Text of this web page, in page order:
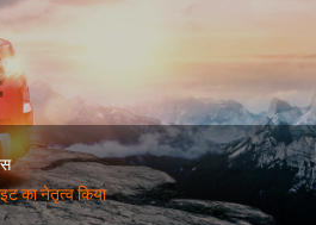
का नेतृत्व किया